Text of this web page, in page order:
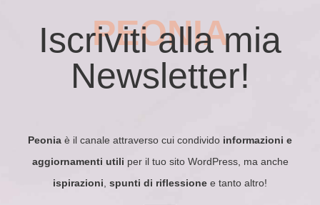
PEONIA
Iscriviti alla mia
Newsletter!
Peonia è il canale attraverso cui condivido informazioni e
aggiornamenti utili per il tuo sito WordPress, ma anche
ispirazioni spunti di riflessione e tanto altro!